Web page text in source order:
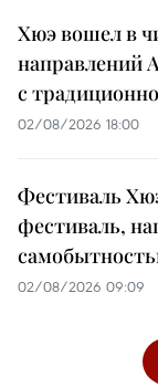
Хюэ вошел в
направлений
с
02/08/2026 18:00
Фестиваль
фестиваль,
02/08/2026 09:09